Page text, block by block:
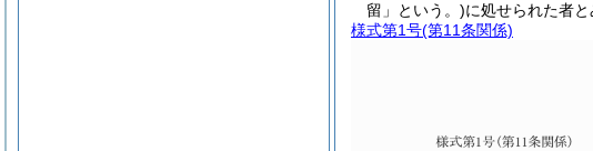
留」という。)に処せられた者と
様式第1号(第11条関係)